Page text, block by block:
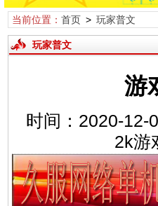
当前位置： 首页 > 玩家普文
玩家普文
游
时间：2020-
2k游